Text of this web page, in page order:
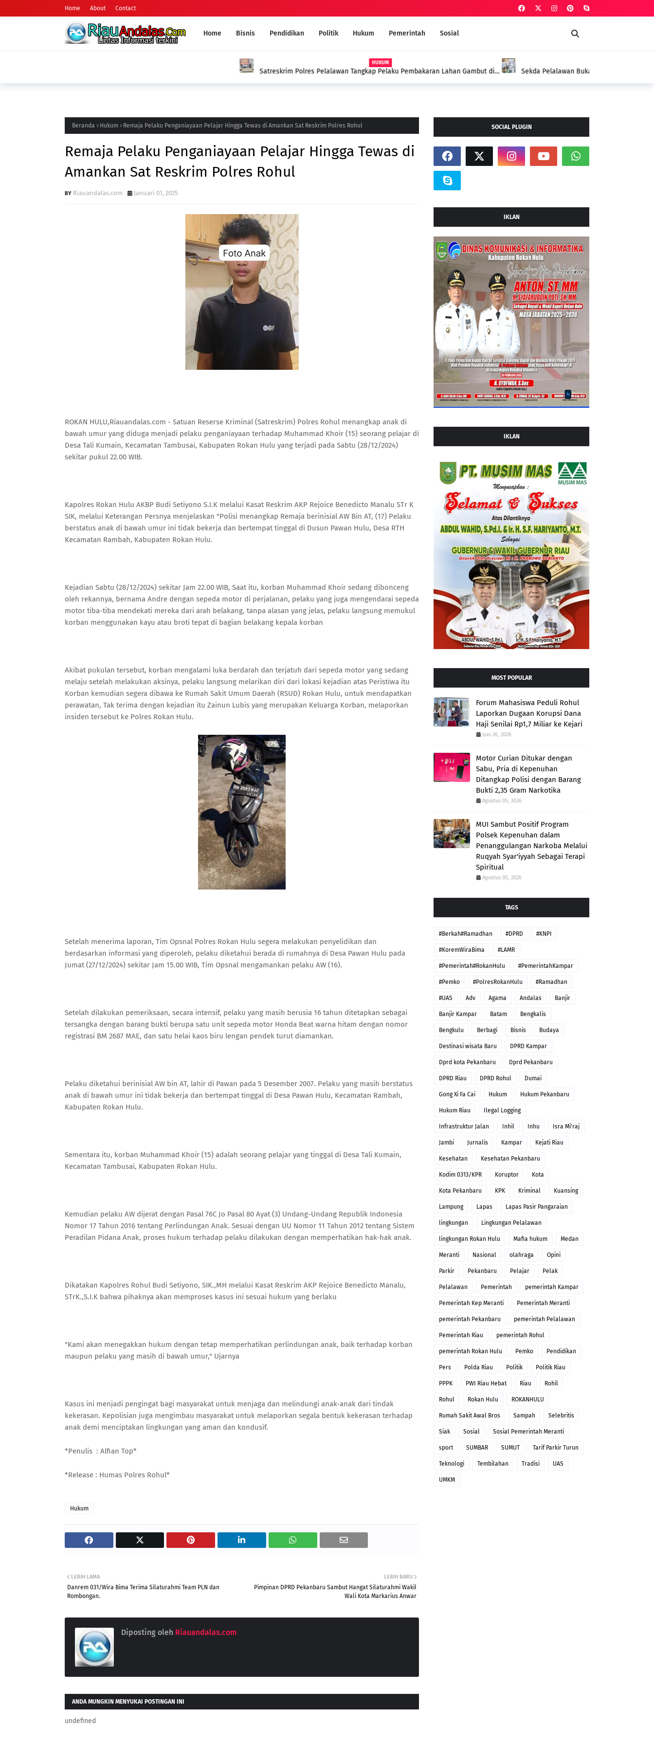
Home About Contact
Home Bisnis Pendidikan Politik Hukum Pemerintah Sosial
Satreskrim Polres Pelalawan Tangkap Pelaku Pembakaran Lahan Gambut di
Sekda Pelalawan Buka Diklat Paskibraka 2026, Tekankan Disiplin dan
Beranda Hukum Remaja Pelaku Penganiayaan Pelajar Hingga Tewas di Amankan Sat Reskrim Polres Rohul
Remaja Pelaku Penganiayaan Pelajar Hingga Tewas di
Amankan Sat Reskrim Polres Rohul
Riauandalas.com Januari 01, 2025
ROKAN HULU,Riauandalas.com - Satuan Reserse Kriminal (Satreskrim) Polres Rohul menangkap anak di
bawah umur yang diduga menjadi pelaku penganiayaan terhadap Muhammad Khoir (15) seorang pelajar di
Desa Tali Kumain, Kecamatan Tambusai, Kabupaten Rokan Hulu yang terjadi pada Sabtu (28/12/2024)
sekitar pukul 22.00 WIB.
Kapolres Rokan Hulu AKBP Budi Setiyono S.I.K melalui Kasat Reskrim AKP Rejoice Benedicto Manalu STr K
SIK, melalui Keterangan Persnya menjelaskan "Polisi menangkap Remaja berinisial AW Bin AT, (17) Pelaku
berstatus anak di bawah umur ini tidak bekerja dan bertempat tinggal di Dusun Pawan Hulu, Desa RTH
Kecamatan Rambah, Kabupaten Rokan Hulu.
Kejadian Sabtu (28/12/2024) sekitar Jam 22.00 WIB, Saat itu, korban Muhammad Khoir sedang dibonceng
oleh rekannya, bernama Andre dengan sepeda motor di perjalanan, pelaku yang juga mengendarai sepeda
motor tiba-tiba mendekati mereka dari arah belakang, tanpa alasan yang jelas, pelaku langsung memukul
korban menggunakan kayu atau broti tepat di bagian belakang kepala korban
Akibat pukulan tersebut, korban mengalami luka berdarah dan terjatuh dari sepeda motor yang sedang
melaju setelah melakukan aksinya, pelaku langsung melarikan diri dari lokasi kejadian atas Peristiwa itu
Korban kemudian segera dibawa ke Rumah Sakit Umum Daerah (RSUD) Rokan Hulu, untuk mendapatkan
perawatan, Tak terima dengan kejadian itu Zainun Lubis yang merupakan Keluarga Korban, melaporkan
insiden tersebut ke Polres Rokan Hulu.
Setelah menerima laporan, Tim Opsnal Polres Rokan Hulu segera melakukan penyelidikan dan
berdasarkan informasi yang diperoleh, pelaku diketahui berada di rumahnya di Desa Pawan Hulu pada
Jumat (27/12/2024) sekitar Jam 15.00 WIB, Tim Opsnal mengamankan pelaku AW (16).
Setelah dilakukan pemeriksaan, secara intensif, pelaku yang masih berusia 16 tahun ditetapkan sebagai
tersangka dengan barang bukti berupa satu unit sepeda motor Honda Beat warna hitam dengan nomor
registrasi BM 2687 MAE, dan satu helai kaos biru lengan pendek turut diamankan.
Pelaku diketahui berinisial AW bin AT, lahir di Pawan pada 5 Desember 2007. Pelaku yang masih berstatus
anak di bawah umur ini tidak bekerja dan bertempat tinggal di Desa Pawan Hulu, Kecamatan Rambah,
Kabupaten Rokan Hulu.
Sementara itu, korban Muhammad Khoir (15) adalah seorang pelajar yang tinggal di Desa Tali Kumain,
Kecamatan Tambusai, Kabupaten Rokan Hulu.
Kemudian pelaku AW dijerat dengan Pasal 76C Jo Pasal 80 Ayat (3) Undang-Undang Republik Indonesia
Nomor 17 Tahun 2016 tentang Perlindungan Anak. Sesuai dengan UU Nomor 11 Tahun 2012 tentang Sistem
Peradilan Pidana Anak, proses hukum terhadap pelaku dilakukan dengan memperhatikan hak-hak anak.
Dikatakan Kapolres Rohul Budi Setiyono, SIK.,MH melalui Kasat Reskrim AKP Rejoice Benedicto Manalu,
STrK.,S.I.K bahwa pihaknya akan memproses kasus ini sesuai hukum yang berlaku
"Kami akan menegakkan hukum dengan tetap memperhatikan perlindungan anak, baik terhadap korban
maupun pelaku yang masih di bawah umur," Ujarnya
Kasus ini menjadi pengingat bagi masyarakat untuk menjaga dan melindungi anak-anak dari tindak
kekerasan. Kepolisian juga mengimbau masyarakat untuk melaporkan segala bentuk kekerasan terhadap
anak demi menciptakan lingkungan yang aman dan kondusif.
*Penulis : Alfian Top*
*Release : Humas Polres Rohul*
Hukum
LEBIH BARU
Pimpinan DPRD Pekanbaru Sambut Hangat Silaturahmi Wakil
Wali Kota Markarius Anwar
LEBIH LAMA
Danrem 031/Wira Bima Terima Silaturahmi Team PLN dan
Rombongan.
Diposting oleh Riauandalas.com
ANDA MUNGKIN MENYUKAI POSTINGAN INI
undefined
SOCIAL PLUGIN
IKLAN
IKLAN
MOST POPULAR
Forum Mahasiswa Peduli Rohul
Laporkan Dugaan Korupsi Dana
Haji Senilai Rp1,7 Miliar ke Kejari
Juni 26, 2026
Motor Curian Ditukar dengan
Sabu, Pria di Kepenuhan
Ditangkap Polisi dengan Barang
Bukti 2,35 Gram Narkotika
Agustus 05, 2026
MUI Sambut Positif Program
Polsek Kepenuhan dalam
Penanggulangan Narkoba Melalui
Ruqyah Syar'iyyah Sebagai Terapi
Spiritual
Agustus 05, 2026
TAGS
#Berkah#Ramadhan #DPRD #KNPI
#KoremWiraBima #LAMR
#Pemerintah#RokanHulu #PemerintahKampar
#Pemko #PolresRokanHulu #Ramadhan
#UAS Adv Agama Andalas Banjir
Banjir Kampar Batam Bengkalis
Bengkulu Berbagi Bisnis Budaya
Destinasi wisata Baru DPRD Kampar
Dprd kota Pekanbaru Dprd Pekanbaru
DPRD Riau DPRD Rohul Dumai
Gong Xi Fa Cai Hukum Hukum Pekanbaru
Hukum Riau Ilegal Logging
Infrastruktur Jalan Inhil Inhu Isra Mi'raj
Jambi Jurnalis Kampar Kejati Riau
Kesehatan Kesehatan Pekanbaru
Kodim 0313/KPR Koruptor Kota
Kota Pekanbaru KPK Kriminal Kuansing
Lampung Lapas Lapas Pasir Pangaraian
lingkungan Lingkungan Pelalawan
lingkungan Rokan Hulu Mafia hukum Medan
Meranti Nasional olahraga Opini
Parkir Pekanbaru Pelajar Pelak
Pelalawan Pemerintah pemerintah Kampar
Pemerintah Kep Meranti Pemerintah Meranti
pemerintah Pekanbaru pemerintah Pelalawan
Pemerintah Riau pemerintah Rohul
pemerintah Rokan Hulu Pemko Pendidikan
Pers Polda Riau Politik Politik Riau
PPPK PWI Riau Hebat Riau Rohil
Rohul Rokan Hulu ROKANHULU
Rumah Sakit Awal Bros Sampah Selebritis
Siak Sosial Sosial Pemerintah Meranti
sport SUMBAR SUMUT Tarif Parkir Turun
Teknologi Tembilahan Tradisi UAS
UMKM